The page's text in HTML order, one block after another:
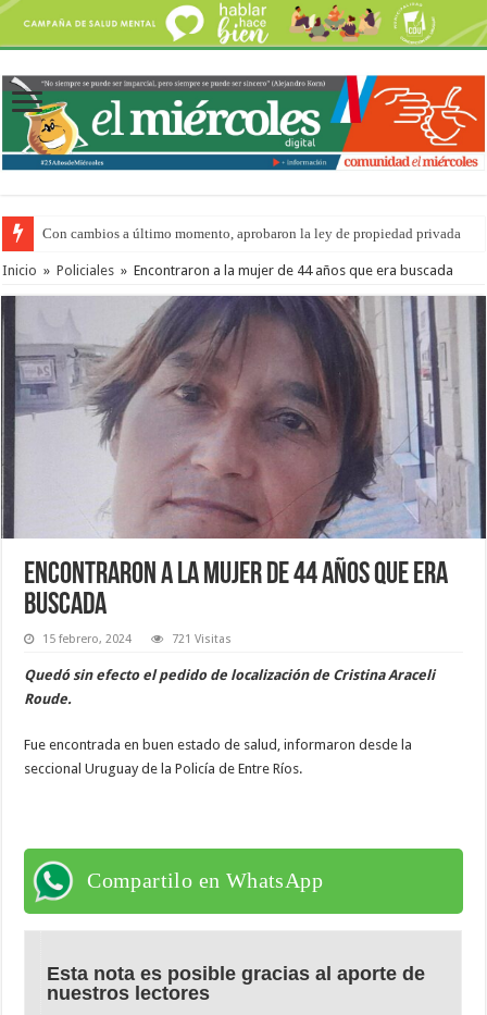
Con cambios a último momento, aprobaron la ley de propiedad privada
Adopción en Entre Ríos: el 35% de los 90 niños, niñas y adolescentes que
Inicio » Policiales » Encontraron a la mujer de 44 años que era buscada
Encontraron a la mujer de 44 años que era
buscada
15 febrero, 2024 721 Visitas
Quedó sin efecto el pedido de localización de Cristina Araceli
Roude.
Fue encontrada en buen estado de salud, informaron desde la
seccional Uruguay de la Policía de Entre Ríos.
Compartilo en WhatsApp
Esta nota es posible gracias al aporte de
nuestros lectores